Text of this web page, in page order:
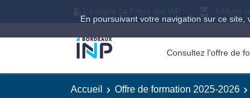
En poursuivant votre navigation sur ce
Intégrer La Prépa des INP Intégrer
Consultez l'offre de
Accueil Offre de formation 2025-2026